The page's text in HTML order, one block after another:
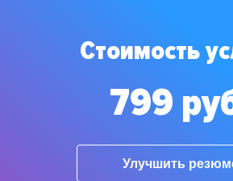
Стоимость
799
Улучшить